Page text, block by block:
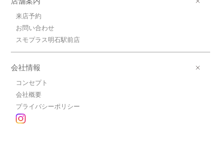
来店予約
お問い合わせ
スモプラス明石駅前店
会社情報
コンセプト
会社概要
プライバシーポリシー